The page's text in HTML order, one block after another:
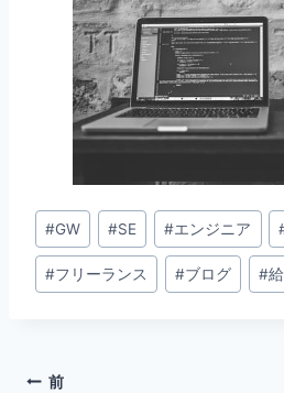
投
稿
タ
#GW #SE #エンジニア
#フリーランス #ブログ #
前